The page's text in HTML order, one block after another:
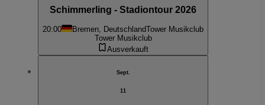
Schimmerling - Stadiontour 2026
20:00 Bremen, DeutschlandTower Musikclub
Tower Musikclub
Ausverkauft
Sept.
11